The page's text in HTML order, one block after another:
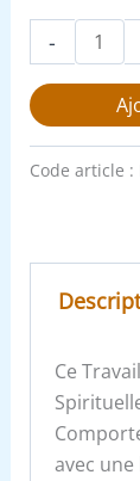
-
Code article :
Ce
avec